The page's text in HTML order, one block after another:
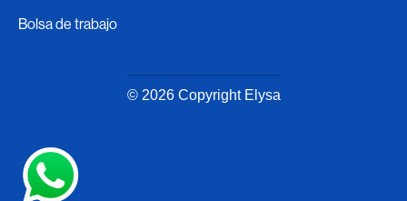
Bolsa de trabajo
© 2026 Copyright Elysa